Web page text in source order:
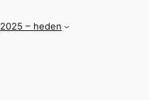
2025 – heden